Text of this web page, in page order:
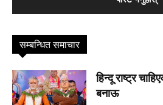
सम्बन्धित समाचार
हिन्दू राष्ट्र
बनाऊ